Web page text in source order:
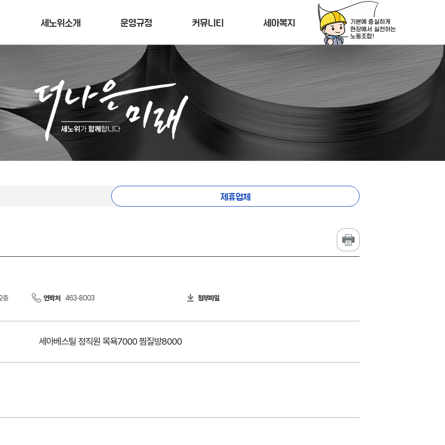
세노위소개 운영규정 커뮤니티 세아복지
제휴업체
층 연락처 463-8003 첨부파일
세아베스틸 정직원 목욕7000 찜질방8000